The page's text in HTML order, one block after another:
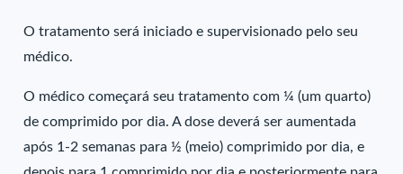
O tratamento será iniciado e supervisionado pelo seu
médico.
O médico começará seu tratamento com ¼ (um quarto)
de comprimido por dia. A dose deverá ser aumentada
após 1-2 semanas para ½ (meio) comprimido por dia, e